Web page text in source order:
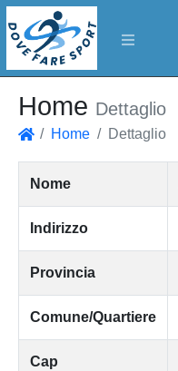
Home Dettaglio
Home Dettaglio
Nome
Indirizzo
Provincia
Comune/Quartiere
Cap